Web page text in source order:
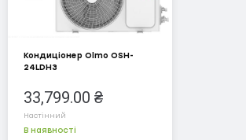
В наявності
Кондиціонер Olmo OSH-
24LDH3
33,799.00 ₴
Настінний
Airy Inverter R32
Amber DC inverter + Wi-Fi